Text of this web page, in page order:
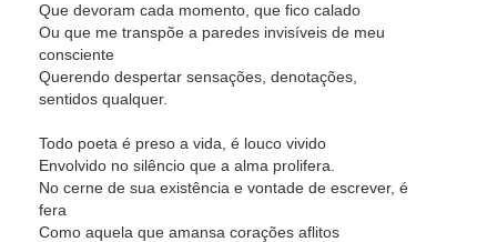
Que devoram cada momento, que fico calado
Ou que me transpõe a paredes invisíveis de meu
consciente
Querendo despertar sensações, denotações,
sentidos qualquer.
Todo poeta é preso a vida, é louco vivido
Envolvido no silêncio que a alma prolifera.
No cerne de sua existência e vontade de escrever, é
fera
Como aquela que amansa corações aflitos